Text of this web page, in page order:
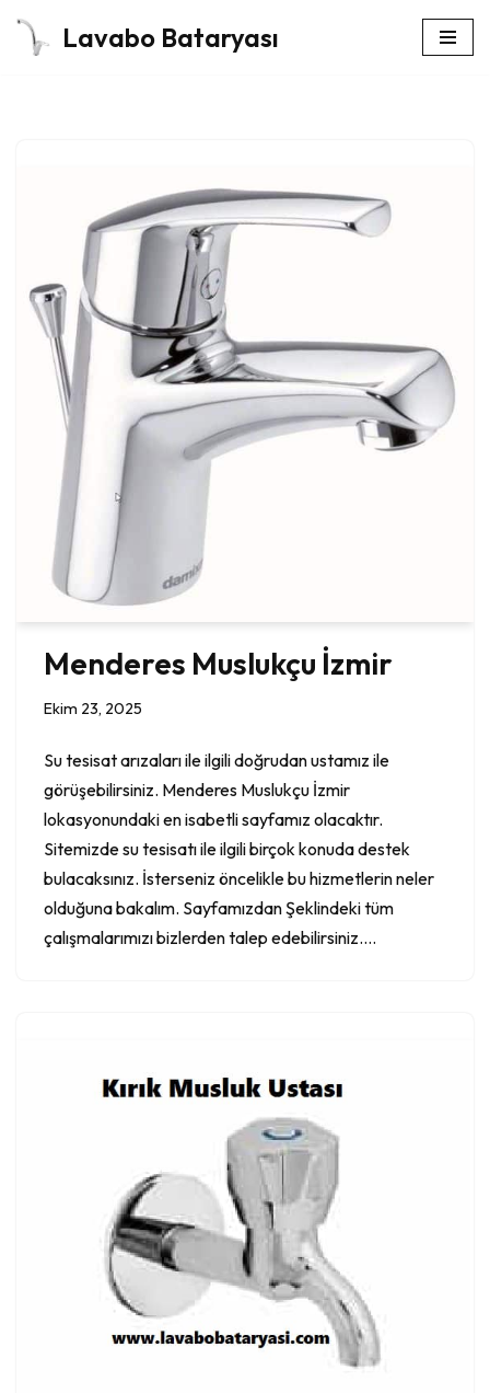
İçeriğe
Lavabo Bataryası
Menderes Muslukçu İzmir
Ekim 23, 2025
Su tesisat arızaları ile ilgili doğrudan ustamız ile
görüşebilirsiniz. Menderes Muslukçu İzmir
lokasyonundaki en isabetli sayfamız olacaktır.
Sitemizde su tesisatı ile ilgili birçok konuda destek
bulacaksınız. İsterseniz öncelikle bu hizmetlerin neler
olduğuna bakalım. Sayfamızdan Şeklindeki tüm
çalışmalarımızı bizlerden talep edebilirsiniz.…